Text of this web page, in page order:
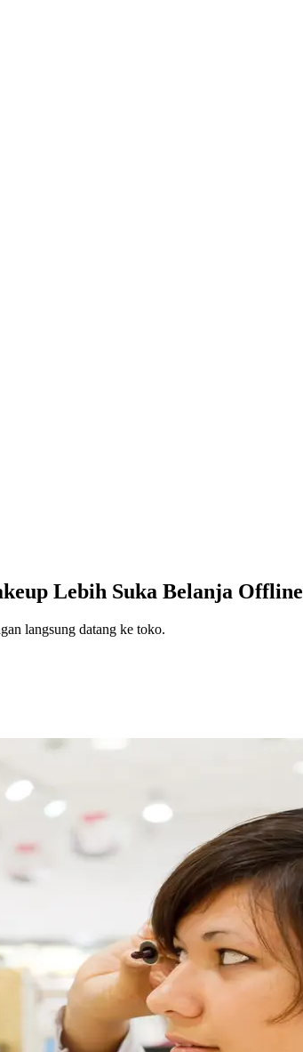
Lebih Suka Belanja Offline
langsung datang ke toko.